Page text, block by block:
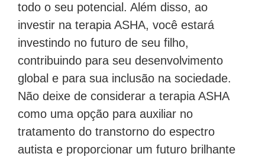
todo o seu potencial. Além disso, ao
investir na terapia ASHA, você estará
investindo no futuro de seu filho,
contribuindo para seu desenvolvimento
global e para sua inclusão na sociedade.
Não deixe de considerar a terapia ASHA
como uma opção para auxiliar no
tratamento do transtorno do espectro
autista e proporcionar um futuro brilhante